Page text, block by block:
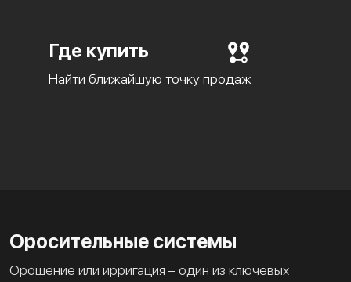
Где купить
Найти ближайшую точку продаж
Оросительные системы
Орошение или ирригация – один из ключевых